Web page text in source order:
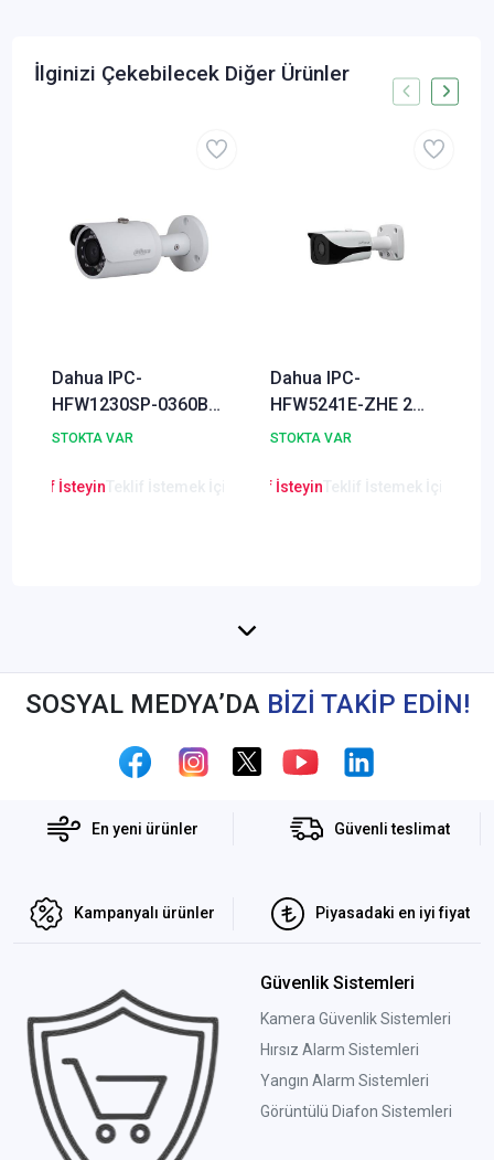
İlginizi Çekebilecek Diğer Ürünler
Dahua IPC-
HFW1230SP-0360B-
S4 2 Megapiksel Full
Kamera
STOKTA VAR
Teklif İsteyin Teklif İstemek İçin Tıklayınız
Dahua IPC-
HFW5241E-ZHE 2
Megapiksel WDR
IP Kamera
STOKTA VAR
Lütfen Teklif İsteyin
SOSYAL MEDYA’DA BİZİ TAKİP EDİN!
En yeni ürünler Güvenli teslimat
Kampanyalı ürünler Piyasadaki en iyi fiyat
Güvenlik Sistemleri
Kamera Güvenlik Sistemleri
Hırsız Alarm Sistemleri
Yangın Alarm Sistemleri
Görüntülü Diafon Sistemleri